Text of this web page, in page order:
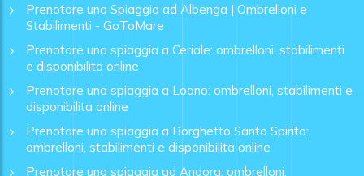
Prenotare una Spiaggia ad Albenga | Ombrelloni e
Stabilimenti - GoToMare
Prenotare una spiaggia a Ceriale: ombrelloni, stabilimenti
e disponibilita online
Prenotare una spiaggia a Loano: ombrelloni, stabilimenti e
disponibilita online
Prenotare una spiaggia a Borghetto Santo Spirito:
ombrelloni, stabilimenti e disponibilita online
Prenotare una spiaggia ad Andora: ombrelloni,